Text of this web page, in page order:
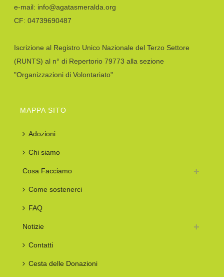
e-mail: info@agatasmeralda.org
CF: 04739690487
Iscrizione al Registro Unico Nazionale del Terzo Settore
(RUNTS) al n° di Repertorio 79773 alla sezione
"Organizzazioni di Volontariato"
MAPPA SITO
Adozioni
Chi siamo
Cosa Facciamo
Come sostenerci
FAQ
Notizie
Contatti
Cesta delle Donazioni